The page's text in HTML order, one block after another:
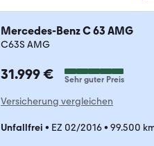
Mercedes-Benz C 63 AMG
C63S AMG
31.999 € Sehr guter Preis
Versicherung vergleichen
Unfallfrei • EZ 02/2016• 99.500